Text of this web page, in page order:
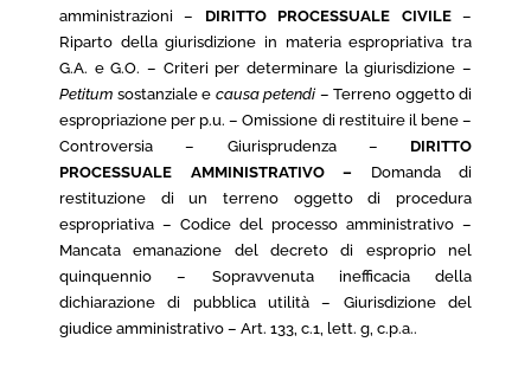
amministrazioni – DIRITTO PROCESSUALE CIVILE–
Riparto della giurisdizione in materia espropriativa tra
G.A. e G.O. – Criteri per determinare la giurisdizione –
Petitum sostanziale e causa petendi – Terreno oggetto di
espropriazione per p.u. – Omissione di restituire il bene –
Controversia – Giurisprudenza – DIRITTO
PROCESSUALE AMMINISTRATIVO – Domanda di
restituzione di un terreno oggetto di procedura
espropriativa – Codice del processo amministrativo –
Mancata emanazione del decreto di esproprio nel
quinquennio – Sopravvenuta inefficacia della
dichiarazione di pubblica utilità – Giurisdizione del
giudice amministrativo – Art. 133, c.1, lett. g, c.p.a..